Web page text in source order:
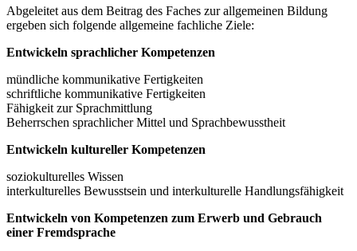
Abgeleitet aus dem Beitrag des Faches zur allgemeinen Bildung
ergeben sich folgende allgemeine fachliche Ziele:
Entwickeln sprachlicher Kompetenzen
mündliche kommunikative Fertigkeiten
schriftliche kommunikative Fertigkeiten
Fähigkeit zur Sprachmittlung
Beherrschen sprachlicher Mittel und Sprachbewusstheit
Entwickeln kultureller Kompetenzen
soziokulturelles Wissen
interkulturelles Bewusstsein und interkulturelle Handlungsfähigkeit
Entwickeln von Kompetenzen zum Erwerb und Gebrauch
einer Fremdsprache